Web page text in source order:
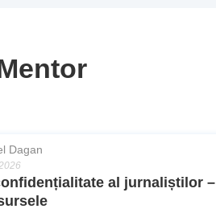
Dagan
al jurnaliștilor –